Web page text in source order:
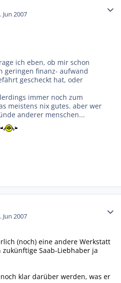
Jun 2007
ich eben, ob mir schon
geringen finanz- aufwand
gescheckt hat, oder
immer noch zum
meistens nix gutes. aber wer
anderer menschen...
Jun 2007
(noch) eine andere Werkstatt
Saab-Liebhaber ja
klar darüber werden, was er